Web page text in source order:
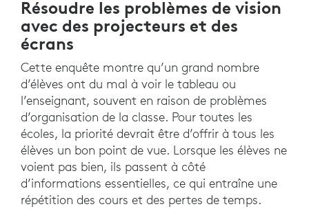
Résoudre les problèmes de vision
avec des projecteurs et des
écrans
Cette enquête montre qu’un grand nombre
d’élèves ont du mal à voir le tableau ou
l’enseignant, souvent en raison de problèmes
d’organisation de la classe. Pour toutes les
écoles, la priorité devrait être d’offrir à tous les
élèves un bon point de vue. Lorsque les élèves ne
voient pas bien, ils passent à côté
d’informations essentielles, ce qui entraîne une
répétition des cours et des pertes de temps.